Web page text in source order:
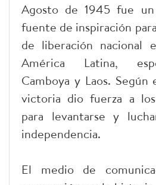
Agosto de 1945 fue
fuente de inspiración
de liberación nacional
América Latina,
Camboya y Laos. Según
victoria dio fuerza a
para levantarse y
independencia.
El medio de